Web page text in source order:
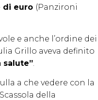
di euro (Panzironi
e anche l’ordine dei
Grillo aveva definito
salute”
a che vedere con la
della